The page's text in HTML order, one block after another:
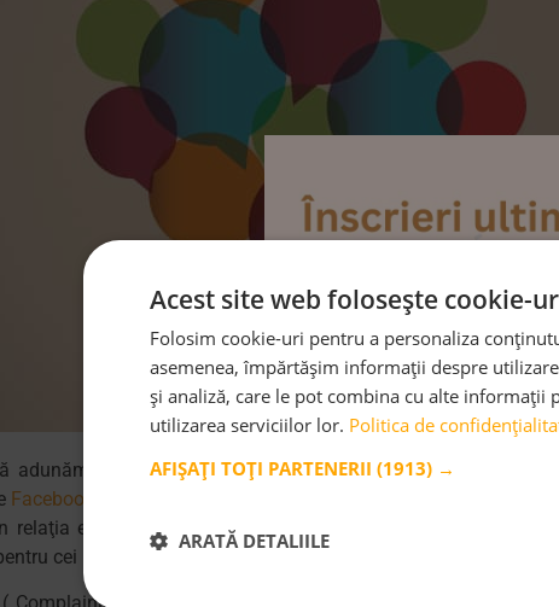
adunăm într-un articol dedicat toate informațiile interesante
Facebook
relaţia educatoare-copii cât şi in relatia părinți-grădiniță. În
cei interesați de această abordare.
Acest site web folosește cookie-
Folosim cookie-uri pentru a personaliza
asemenea, împărtășim informații despre
și analiză, care le pot combina cu alte informații
utilizarea serviciilor lor. Politica de
AFIȘAȚI TOȚI PARTENERII (1913) →
ARATĂ DETALIILE